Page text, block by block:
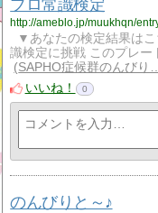
ブロ常識検定
http://ameblo.jp/muukhqn/
▼あなたの検定結果
識検定に挑戦 このプレ
SAPHO症候群のんびり
いいね！
0
のんびりと～♪